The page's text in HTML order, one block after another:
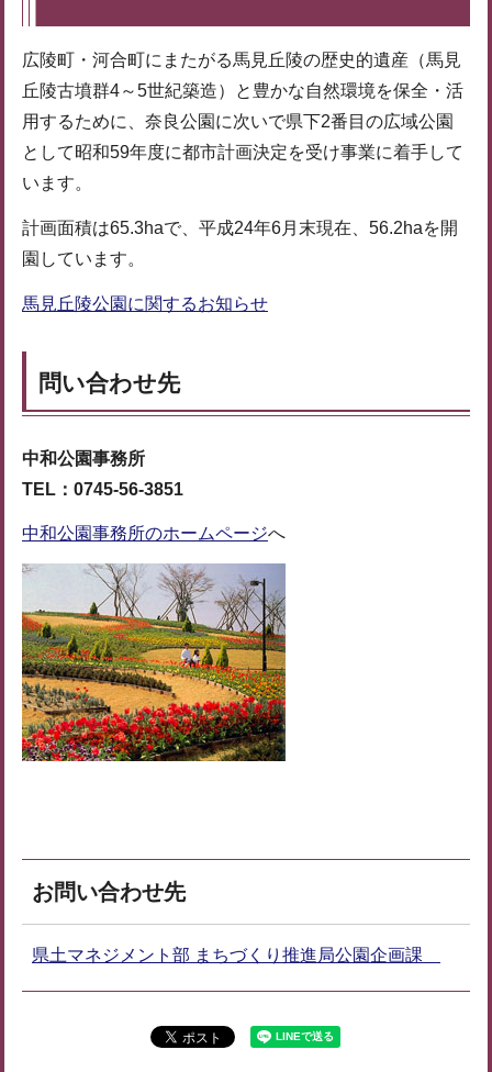
広陵町・河合町にまたがる馬見丘陵の歴史的遺産（馬見
丘陵古墳群4～5世紀築造）と豊かな自然環境を保全・活
用するために、奈良公園に次いで県下2番目の広域公園
として昭和59年度に都市計画決定を受け事業に着手して
います。
計画面積は65.3haで、平成24年6月末現在、56.2haを開
園しています。
馬見丘陵公園に関するお知らせ
問い合わせ先
中和公園事務所
TEL：0745-56-3851
中和公園事務所のホームページへ
お問い合わせ先
県土マネジメント部 まちづくり推進局公園企画課